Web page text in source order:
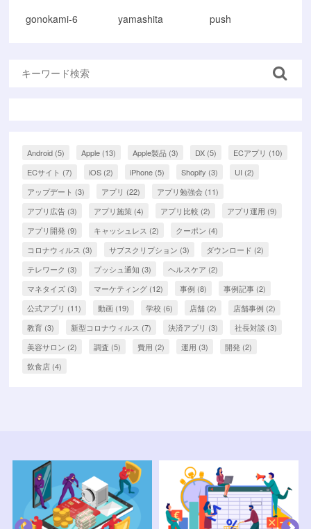
gonokami-6 yamashita push
Android (5) Apple (13) Apple製品 (3) DX (5) ECアプリ (10)
ECサイト (7) iOS (2) iPhone (5) Shopify (3) UI (2)
アップデート (3) アプリ (22) アプリ勉強会 (11)
アプリ広告 (3) アプリ施策 (4) アプリ比較 (2) アプリ運用 (9)
アプリ開発 (9) キャッシュレス (2) クーポン (4)
コロナウィルス (3) サブスクリプション (3) ダウンロード (2)
テレワーク (3) プッシュ通知 (3) ヘルスケア (2)
マネタイズ (3) マーケティング (12) 事例 (8) 事例記事 (2)
公式アプリ (11) 動画 (19) 学校 (6) 店舗 (2) 店舗事例 (2)
教育 (3) 新型コロナウィルス (7) 決済アプリ (3) 社長対談 (3)
美容サロン (2) 調査 (5) 費用 (2) 運用 (3) 開発 (2)
飲食店 (4)